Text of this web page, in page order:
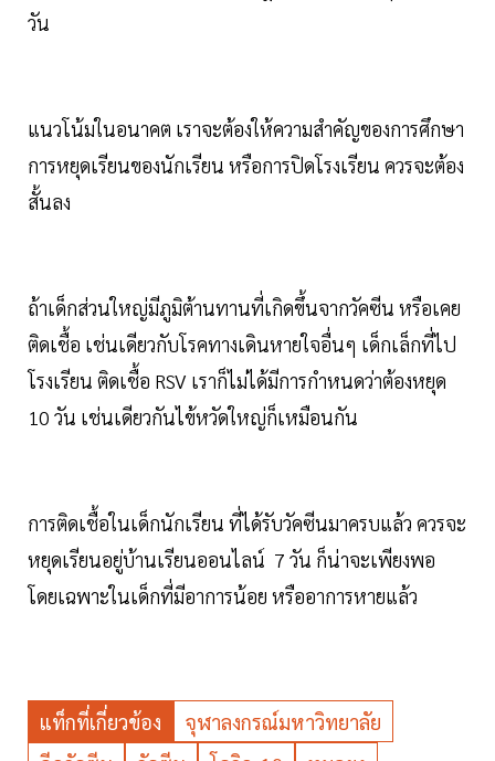
วัน
แนวโน้มในอนาคต เราจะต้องให้ความสำคัญของการศึกษา
การหยุดเรียนของนักเรียน หรือการปิดโรงเรียน ควรจะต้อง
สั้นลง
ถ้าเด็กส่วนใหญ่มีภูมิต้านทานที่เกิดขึ้นจากวัคซีน หรือเคย
ติดเชื้อ เช่นเดียวกับโรคทางเดินหายใจอื่นๆ เด็กเล็กที่ไป
โรงเรียน ติดเชื้อ RSV เราก็ไม่ได้มีการกำหนดว่าต้องหยุด
10 วัน เช่นเดียวกันไข้หวัดใหญ่ก็เหมือนกัน
การติดเชื้อในเด็กนักเรียน ที่ได้รับวัคซีนมาครบแล้ว ควรจะ
หยุดเรียนอยู่บ้านเรียนออนไลน์ 7 วัน ก็น่าจะเพียงพอ
โดยเฉพาะในเด็กที่มีอาการน้อย หรืออาการหายแล้ว
แท็กที่เกี่ยวข้อง
จุฬาลงกรณ์มหาวิทยาลัย